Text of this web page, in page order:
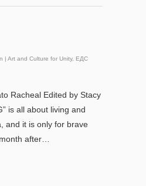
| Art and Culture for Unity, ЕДС
Racheal Edited by Stacy
is all about living and
and it is only for brave
after…